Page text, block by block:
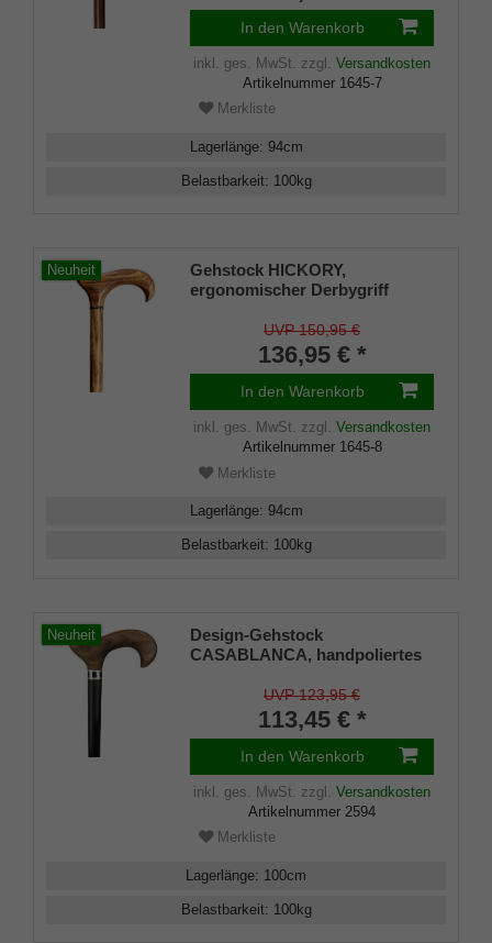
In den Warenkorb
inkl. ges. MwSt. zzgl. Versandkosten
Artikelnummer 1645-7
Merkliste
Lagerlänge: 94cm
Belastbarkeit: 100kg
Neuheit
Gehstock HICKORY,
ergonomischer Derbygriff
Chrom-Ring, inkl.
Gummipuffer, 94 cm
UVP 150,95 €
136,95 € *
In den Warenkorb
inkl. ges. MwSt. zzgl. Versandkosten
Artikelnummer 1645-8
Merkliste
Lagerlänge: 94cm
Belastbarkeit: 100kg
Neuheit
Design-Gehstock
CASABLANCA, handpoliertes
gewachstem Ebenholz, Silber -
Designring mit Einlegearbeit
aus Perlmutt, Gummipuffer
UVP 123,95 €
113,45 € *
In den Warenkorb
inkl. ges. MwSt. zzgl. Versandkosten
Artikelnummer 2594
Merkliste
Lagerlänge: 100cm
Belastbarkeit: 100kg